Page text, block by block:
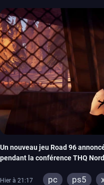
Un nouveau jeu Road 96
pendant la conférence THQ
Hier à 21:17 pc ps5